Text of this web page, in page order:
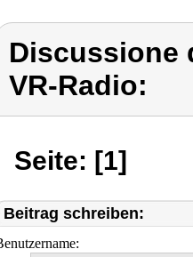
Discussione
VR-Radio:
Seite: [1]
Beitrag schreiben: